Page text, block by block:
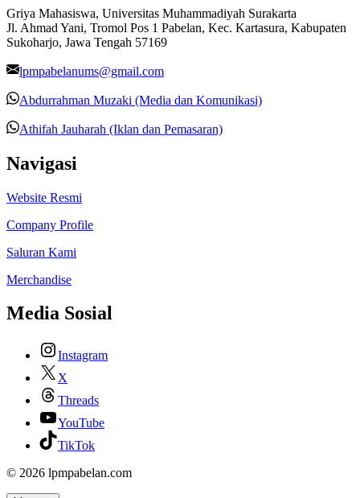
Griya Mahasiswa, Universitas Muhammadiyah Surakarta
Jl. Ahmad Yani, Tromol Pos 1 Pabelan, Kec. Kartasura, Kabupaten
Sukoharjo, Jawa Tengah 57169
lpmpabelanums@gmail.com
Abdurrahman Muzaki (Media dan Komunikasi)
Athifah Jauharah (Iklan dan Pemasaran)
Navigasi
Website Resmi
Company Profile
Saluran Kami
Merchandise
Media Sosial
Instagram
X
Threads
YouTube
TikTok
© 2026 lpmpabelan.com